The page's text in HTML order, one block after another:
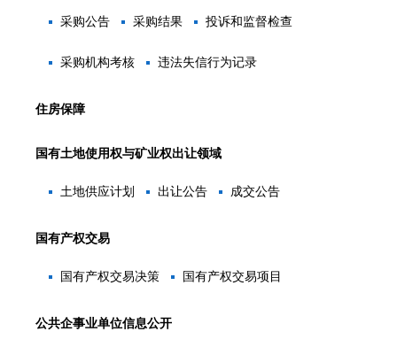
采购公告 采购结果 投诉和监督检查
采购机构考核 违法失信行为记录
住房保障
国有土地使用权与矿业权出让领域
土地供应计划 出让公告 成交公告
国有产权交易
国有产权交易决策 国有产权交易项目
公共企事业单位信息公开